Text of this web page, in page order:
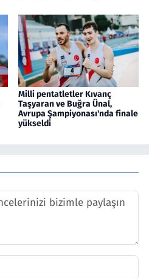
Milli pentatletler Kıvanç
Taşyaran ve Buğra Ünal,
Avrupa Şampiyonası'nda finale
yükseldi